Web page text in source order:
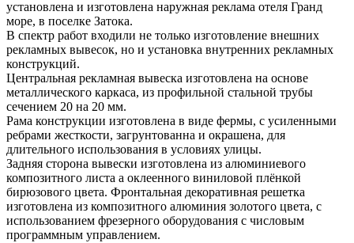
установлена и изготовлена наружная реклама отеля Гранд
море, в поселке Затока.
В спектр работ входили не только изготовление внешних
рекламных вывесок, но и установка внутренних рекламных
конструкций.
Центральная рекламная вывеска изготовлена на основе
металлического каркаса, из профильной стальной трубы
сечением 20 на 20 мм.
Рама конструкции изготовлена в виде фермы, с усиленными
ребрами жесткости, загрунтованна и окрашена, для
длительного использования в условиях улицы.
Задняя сторона вывески изготовлена из алюминиевого
композитного листа а оклеенного виниловой плёнкой
бирюзового цвета. Фронтальная декоративная решетка
изготовлена из композитного алюминия золотого цвета, с
использованием фрезерного оборудования с числовым
программным управлением.